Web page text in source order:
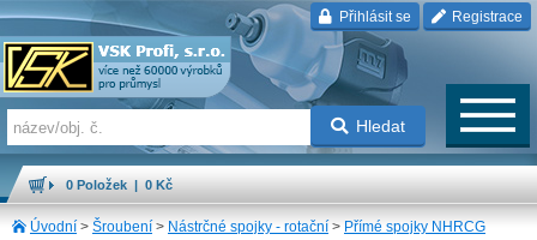
Přihlásit se Registrace
Hledat
0 Položek | 0 Kč
Úvodní > Šroubení > Nástrčné spojky - rotační > Přímé spojky NHRCG